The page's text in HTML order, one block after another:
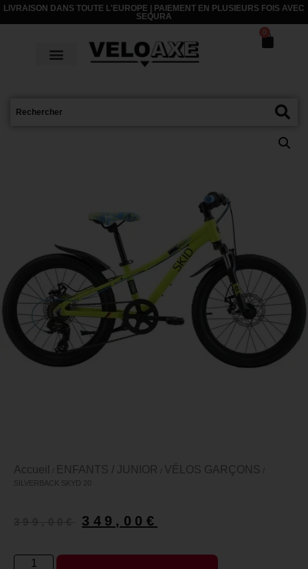
LIVRAISON DANS TOUTE L'EUROPE | PAIEMENT EN PLUSIEURS FOIS AVEC
SEQURA
0
Accueil ENFANTS / JUNIOR VÉLOS GARÇONS
SILVERBACK SKYD 20
349,00 €